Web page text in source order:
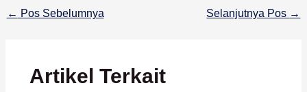
← Pos Sebelumnya Selanjutnya Pos →
Artikel Terkait